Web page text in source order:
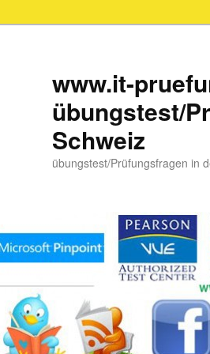
www.it-
übungstest/
Schweiz
übungstest/Prüfungsfragen in